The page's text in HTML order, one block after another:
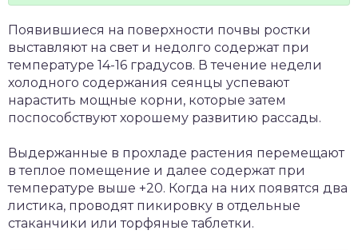
Появившиеся на поверхности почвы ростки
выставляют на свет и недолго содержат при
температуре 14-16 градусов. В течение недели
холодного содержания сеянцы успевают
нарастить мощные корни, которые затем
поспособствуют хорошему развитию рассады.
Выдержанные в прохладе растения перемещают
в теплое помещение и далее содержат при
температуре выше +20. Когда на них появятся два
листика, проводят пикировку в отдельные
стаканчики или торфяные таблетки.